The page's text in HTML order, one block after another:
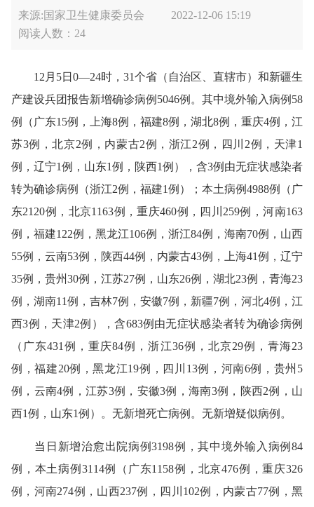
来源:国家卫生健康委员会
2022-12-06 15:19
阅读人数： 24
12月5日0—24时，31个省（自治区、直辖市）和新疆生
产建设兵团报告新增确诊病例5046例。其中境外输入病例58
例（广东15例，上海8例，福建8例，湖北8例，重庆4例，江
苏3例，北京2例，内蒙古2例，浙江2例，四川2例，天津1
例，辽宁1例，山东1例，陕西1例），含3例由无症状感染者
转为确诊病例（浙江2例，福建1例）；本土病例4988例（广
东2120例，北京1163例，重庆460例，四川259例，河南163
例，福建122例，黑龙江106例，浙江84例，海南70例，山西
55例，云南53例，陕西44例，内蒙古43例，上海41例，辽宁
35例，贵州30例，江苏27例，山东26例，湖北23例，青海23
例，湖南11例，吉林7例，安徽7例，新疆7例，河北4例，江
西3例，天津2例），含683例由无症状感染者转为确诊病例
（广东431例，重庆84例，浙江36例，北京29例，青海23
例，福建20例，黑龙江19例，四川13例，河南6例，贵州5
例，云南4例，江苏3例，安徽3例，海南3例，陕西2例，山
西1例，山东1例）。无新增死亡病例。无新增疑似病例。
当日新增治愈出院病例3198例，其中境外输入病例84
例，本土病例3114例（广东1158例，北京476例，重庆326
例，河南274例，山西237例，四川102例，内蒙古77例，黑